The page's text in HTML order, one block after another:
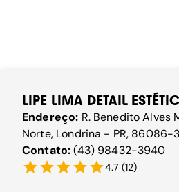
LIPE LIMA DETAIL
Endereço: R. Benedito Alves
Norte, Londrina - PR, 86086-
Contato:(43) 98432-3940
4.7 (12)